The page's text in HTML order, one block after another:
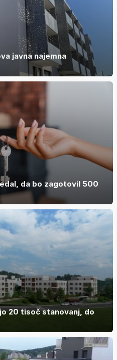
javna najemna
da bo zagotovil 500
20 tisoč stanovanj, do